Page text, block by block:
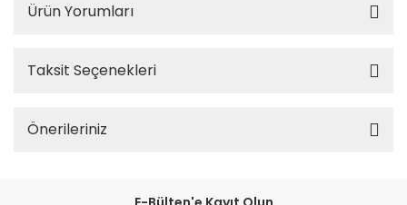
Ürün Yorumları
Taksit Seçenekleri
Önerileriniz